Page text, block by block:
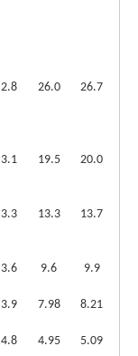
2.8 26.0 26.7
3.1 19.5 20.0
3.3 13.3
13.7
3.6 9.6 9.9
3.9 7.98 8.21
4.8 4.95 5.09